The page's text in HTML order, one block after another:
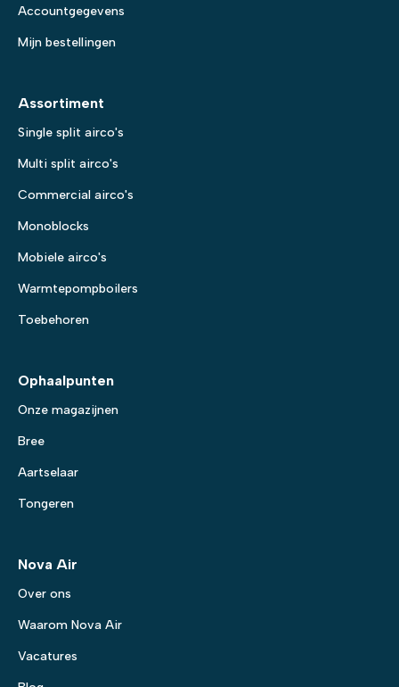
Accountgegevens
Mijn bestellingen
Assortiment
Single split airco's
Multi split airco's
Commercial airco's
Monoblocks
Mobiele airco's
Warmtepompboilers
Toebehoren
Ophaalpunten
Onze magazijnen
Bree
Aartselaar
Tongeren
Nova Air
Over ons
Waarom Nova Air
Vacatures